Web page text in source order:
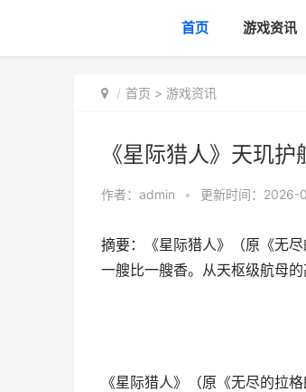
首页 游戏资讯
首页 > 游戏资讯
《星际猎人》天玑
作者： admin • 更新时间：2026-
摘要：《星际猎人》（原《无
一艘比一艘香。从天枢级航母
《星际猎人》（原《无尽的拉